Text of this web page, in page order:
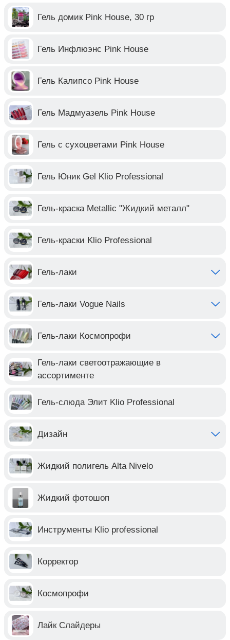
Гель домик Pink House, 30 гр
Гель Инфлюэнс Pink House
Гель Калипсо Pink House
Гель Мадмуазель Pink House
Гель с сухоцветами Pink House
Гель Юник Gel Klio Professional
Гель-краска Metallic "Жидкий металл"
Гель-краски Klio Professional
Гель-лаки
Гель-лаки Vogue Nails
Гель-лаки Космопрофи
Гель-лаки светоотражающие в
ассортименте
Гель-слюда Элит Klio Professional
Дизайн
Жидкий полигель Alta Nivelo
Жидкий фотошоп
Инструменты Klio professional
Корректор
Космопрофи
Лайк Слайдеры